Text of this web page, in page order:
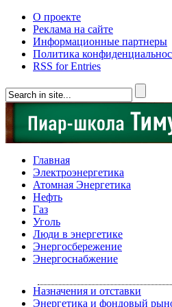
О проекте
Реклама на сайте
Информационные партнеры
Политика
RSS for Entries
Главная
Электроэнергетика
Атомная Энергетика
Нефть
Газ
Уголь
Люди в энергетике
Энергосбережение
Энергоснабжение
Назначения и отставки
Энергетика и фондовый